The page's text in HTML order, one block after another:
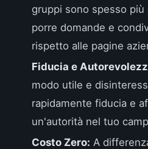
gruppi sono spesso
porre domande e
rispetto alle pagine
Fiducia e
modo utile e
rapidamente fiducia e
un'autorità nel tuo
Costo Zero: A